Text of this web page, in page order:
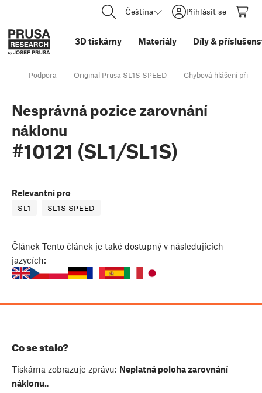
Čeština Přihlásit se
3D tiskárny Materiály Díly&
Podpora Original Prusa SL1S SPEED Chybová hlášení při
Nesprávná pozice zarovnání
náklonu
#10121 (SL1/SL1S)
Relevantní pro
SL1 SL1S SPEED
Článek Tento článek je také dostupný v následujících
jazycích:
Co se stalo?
Tiskárna zobrazuje zprávu: Neplatná poloha zarovnání
náklonu..